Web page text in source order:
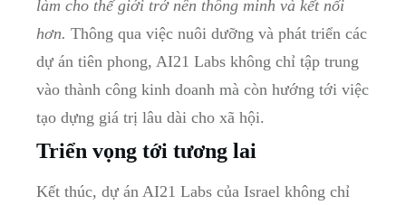
làm cho thế giới trở nên thông minh và kết nối
hơn. Thông qua việc nuôi dưỡng và phát triển các
dự án tiên phong, AI21 Labs không chỉ tập trung
vào thành công kinh doanh mà còn hướng tới việc
tạo dựng giá trị lâu dài cho xã hội.
Triển vọng tới tương lai
Kết thúc, dự án AI21 Labs của Israel không chỉ